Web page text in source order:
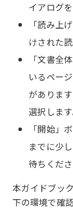
イアログを
「読み上
けされた
「文書全
いるペー
がありま
選択します
「開始」
までに少
待ちくださ
本ガイドブッ
下の環境で確